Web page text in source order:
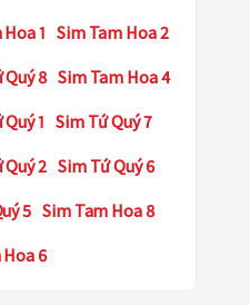
1 Sim Tam Hoa 2
Quý 8 Sim Tam Hoa 4
1 Sim Tứ Quý 7
Quý 2 Sim Tứ Quý 6
5 Sim Tam Hoa 8
6